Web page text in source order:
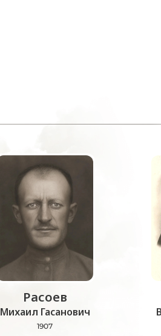
Расоев
Михаил Гасанович
1907